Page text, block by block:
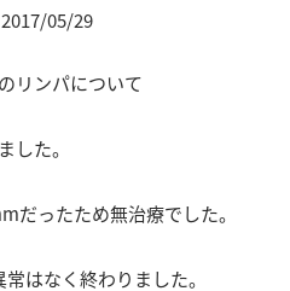
2017/05/29
リンパについて
した。
だったため無治療でした。
はなく終わりました。